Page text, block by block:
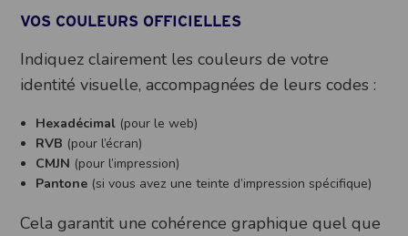
VOS COULEURS OFFICIELLES
Indiquez clairement les couleurs de votre
identité visuelle, accompagnées de leurs codes :
Hexadécimal (pour le web)
RVB (pour l’écran)
CMJN (pour l’impression)
Pantone (si vous avez une teinte d’impression spécifique)
Cela garantit une cohérence graphique quel que